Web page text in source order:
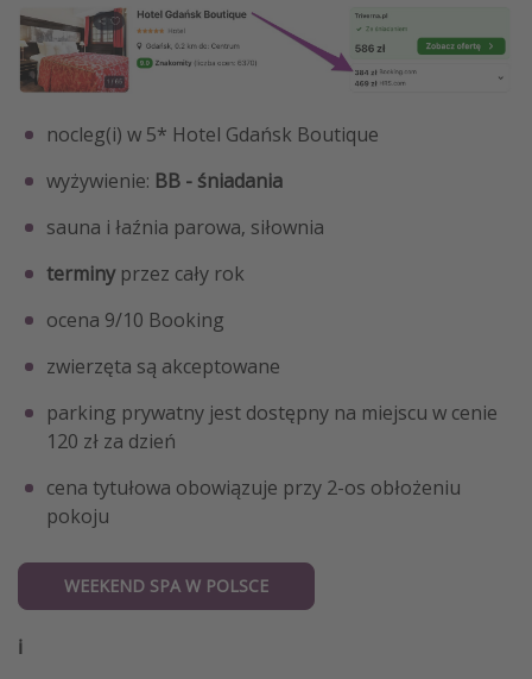
nocleg(i) w 5* Hotel Gdańsk Boutique
wyżywienie: BB - śniadania
sauna i łaźnia parowa, siłownia
terminy przez cały rok
ocena 9/10 Booking
zwierzęta są akceptowane
parking prywatny jest dostępny na miejscu w cenie
120 zł za dzień
cena tytułowa obowiązuje przy 2-os obłożeniu
pokoju
WEEKEND SPA W POLSCE
ℹ️